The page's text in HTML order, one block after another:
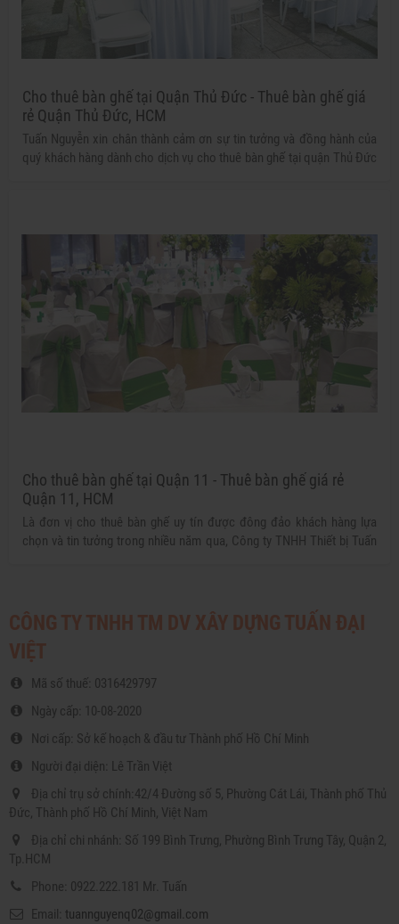
Cho thuê bàn ghế tại Quận Thủ Đức - Thuê bàn ghế giá
rẻ Quận Thủ Đức, HCM
Tuấn Nguyễn xin chân thành cảm ơn sự tin tưởng và đồng hành của
quý khách hàng dành cho dịch vụ cho thuê bàn ghế tại quận Thủ Đức
Cho thuê bàn ghế tại Quận 11 - Thuê bàn ghế giá rẻ
Quận 11, HCM
Là đơn vị cho thuê bàn ghế uy tín được đông đảo khách hàng lựa
chọn và tin tưởng trong nhiều năm qua, Công ty TNHH Thiết bị Tuấn
CÔNG TY TNHH TM DV XÂY DỰNG TUẤN ĐẠI
VIỆT
Mã số thuế: 0316429797
Ngày cấp: 10-08-2020
Nơi cấp: Sở kế hoạch & đầu tư Thành phố Hồ Chí Minh
Người đại diện: Lê Trần Việt
Địa chỉ trụ sở chính:42/4 Đường số 5, Phường Cát Lái, Thành phố Thủ
Đức, Thành phố Hồ Chí Minh, Việt Nam
Địa chỉ chi nhánh: Số 199 Bình Trưng, Phường Bình Trưng Tây, Quận 2,
Tp.HCM
Phone: 0922.222.181 Mr. Tuấn
Email: tuannguyenq02@gmail.com